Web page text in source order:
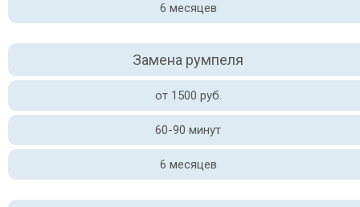
6 месяцев
Замена румпеля
от 1500 руб.
60-90 минут
6 месяцев